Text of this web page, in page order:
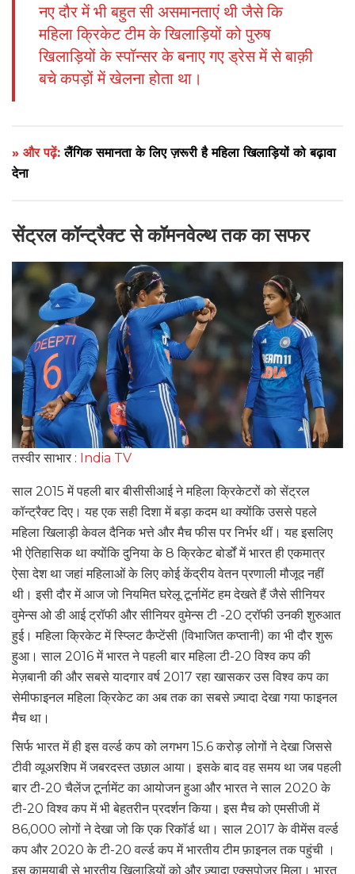
नए दौर में भी बहुत सी असमानताएं थी जैसे कि
महिला क्रिकेट टीम के खिलाड़ियों को पुरुष
खिलाड़ियों के स्पॉन्सर के बनाए गए ड्रेस में से बाक़ी
बचे कपड़ों में खेलना होता था।
» और पढ़ें:लैंगिक समानता के लिए ज़रूरी है महिला खिलाड़ियों को बढ़ावा
देना
सेंट्रल कॉन्ट्रैक्ट से कॉमनवेल्थ तक का सफर
तस्वीर साभार : India TV
साल 2015 में पहली बार बीसीसीआई ने महिला क्रिकेटरों को सेंट्रल
कॉन्ट्रैक्ट दिए। यह एक सही दिशा में बड़ा कदम था क्योंकि उससे पहले
महिला खिलाड़ी केवल दैनिक भत्ते और मैच फीस पर निर्भर थीं। यह इसलिए
भी ऐतिहासिक था क्योंकि दुनिया के 8 क्रिकेट बोर्डों में भारत ही एकमात्र
ऐसा देश था जहां महिलाओं के लिए कोई केंद्रीय वेतन प्रणाली मौजूद नहीं
थी। इसी दौर में आज जो नियमित घरेलू टूर्नामेंट हम देखते हैं जैसे सीनियर
वुमेन्स ओ डी आई ट्रॉफी और सीनियर वुमेन्स टी -20 ट्रॉफी उनकी शुरुआत
हुई। महिला क्रिकेट में स्प्लिट कैप्टेंसी (विभाजित कप्तानी) का भी दौर शुरू
हुआ। साल 2016 में भारत ने पहली बार महिला टी-20 विश्व कप की
मेज़बानी की और सबसे यादगार वर्ष 2017 रहा खासकर उस विश्व कप का
सेमीफाइनल महिला क्रिकेट का अब तक का सबसे ज़्यादा देखा गया फाइनल
मैच था।
सिर्फ भारत में ही इस वर्ल्ड कप को लगभग 15.6 करोड़ लोगों ने देखा जिससे
टीवी व्यूअरशिप में जबरदस्त उछाल आया। इसके बाद वह समय था जब पहली
बार टी-20 चैलेंज टूर्नामेंट का आयोजन हुआ और भारत ने साल 2020 के
टी-20 विश्व कप में भी बेहतरीन प्रदर्शन किया। इस मैच को एमसीजी में
86,000 लोगों ने देखा जो कि एक रिकॉर्ड था। साल 2017 के वीमेंस वर्ल्ड
कप और 2020 के टी-20 वर्ल्ड कप में भारतीय टीम फ़ाइनल तक पहुंची ।
इस कामयाबी से भारतीय खिलाड़ियों को और ज़्यादा एक्सपोज़र मिला। भारत